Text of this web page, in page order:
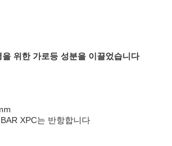
위한 가로등 성분을 이끌었습니다
XPC는 반항합니다